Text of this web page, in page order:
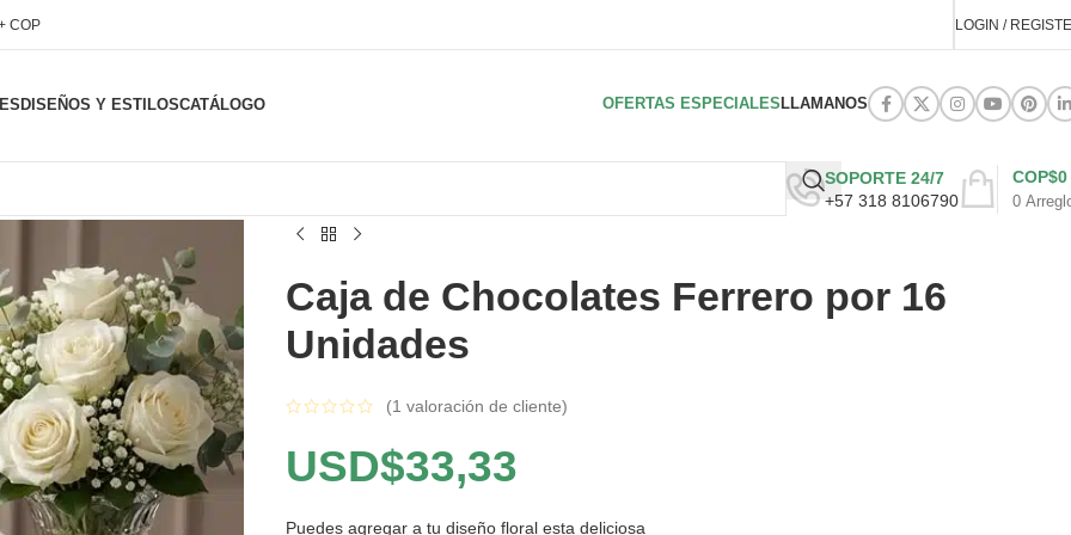
COP LOGIN /
DISEÑOS Y ESTILOSCATÁLOGO OFERTAS ESPECIALES LLAMANOS
SOPORTE 24/7
+57 318 8106790
0
COP$0
Caja de Chocolates Ferrero por 16
Unidades
(1 valoración de cliente)
USD$33,33
Puedes agregar a tu diseño floral esta deliciosa